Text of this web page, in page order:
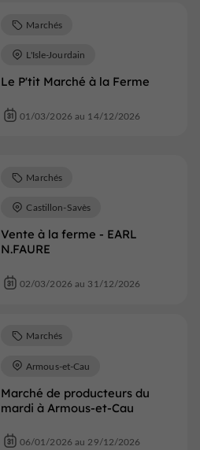
Le P'tit Marché à la Ferme
Marchés
L'Isle-Jourdain
01/03/2026 au 14/12/2026
Vente à la ferme - EARL
N.FAURE
Marchés
Castillon-Savès
02/03/2026 au 31/12/2026
Marché de producteurs du
mardi à Armous-et-Cau
Marchés
Armous-et-Cau
06/01/2026 au 29/12/2026